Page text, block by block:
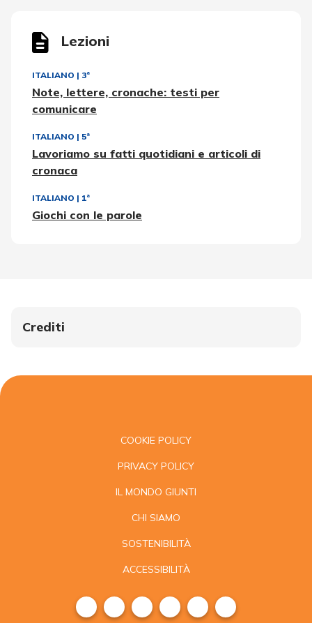
Lezioni
ITALIANO | 3ª
Note, lettere, cronache: testi per
comunicare
ITALIANO | 5ª
Lavoriamo su fatti quotidiani e articoli di
cronaca
ITALIANO | 1ª
Giochi con le parole
Crediti
COOKIE POLICY
PRIVACY POLICY
IL MONDO GIUNTI
CHI SIAMO
SOSTENIBILITÀ
ACCESSIBILITÀ